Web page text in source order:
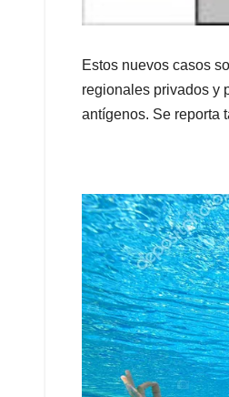
Estos nuevos casos
regionales privados y
antígenos. Se reporta